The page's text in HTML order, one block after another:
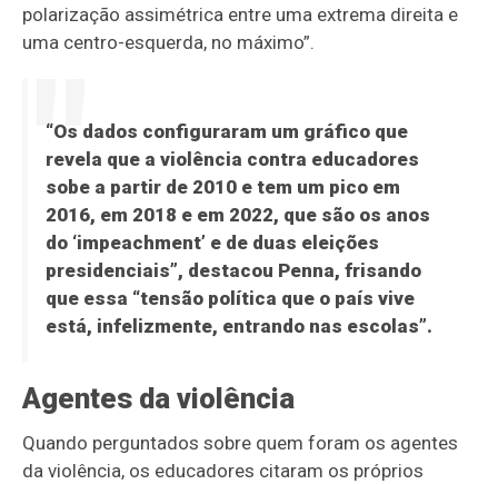
polarização assimétrica entre uma extrema direita e
uma centro-esquerda, no máximo”.
“Os dados configuraram um gráfico que
revela que a violência contra educadores
sobe a partir de 2010 e tem um pico em
2016, em 2018 e em 2022, que são os anos
do ‘impeachment’ e de duas eleições
presidenciais”, destacou Penna, frisando
que essa “tensão política que o país vive
está, infelizmente, entrando nas escolas”.
Agentes da violência
Quando perguntados sobre quem foram os agentes
da violência, os educadores citaram os próprios